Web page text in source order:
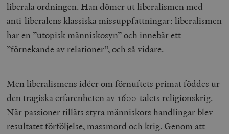
liberala ordningen. Han dömer ut liberalismen med
anti-liberalens klassiska missuppfattningar: liberalismen
har en ”utopisk människosyn” och innebär ett
”förnekande av relationer”, och så vidare.
Men liberalismens idéer om förnuftets primat föddes ur
den tragiska erfarenheten av 1600-talets religionskrig.
När passioner tilläts styra människors handlingar blev
resultatet förföljelse, massmord och krig. Genom att